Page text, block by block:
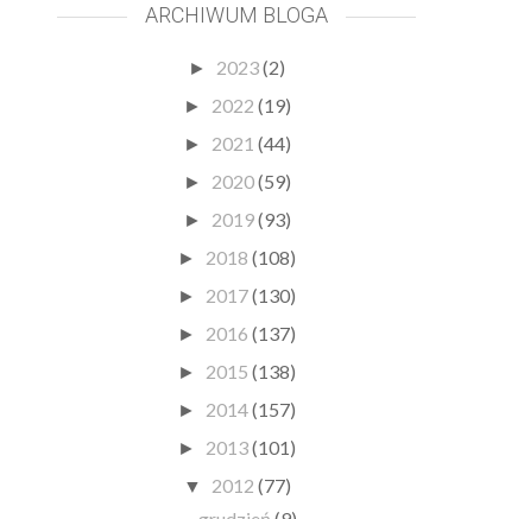
ARCHIWUM BLOGA
► 2023(2)
► 2022 (19)
► 2021 (44)
► 2020(59)
► 2019(93)
► 2018 (108)
► 2017(130)
► 2016 (137)
► 2015 (138)
► 2014(157)
► 2013(101)
▼ 2012 (77)